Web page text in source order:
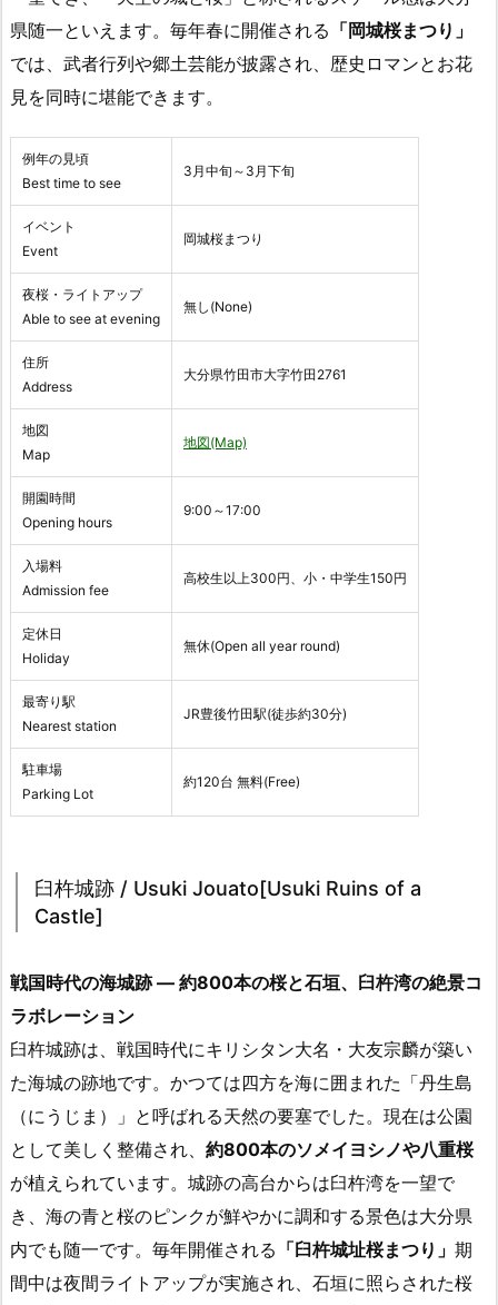
県随一といえます。毎年春に開催される 「岡城桜まつり」
では、武者行列や郷土芸能が披露され、歴史ロマンとお花
見を同時に堪能できます。
例年の見頃
Best time to see
3月中旬～3月下旬
イベント
Event
岡城桜まつり
夜桜・ライトアップ
Able to see at evening
無し(None)
住所
Address
大分県竹田市大字竹田2761
地図
Map
地図(Map)
開園時間
Opening hours
9:00～17:00
入場料
Admission fee
高校生以上300円、小・中学生150円
定休日
Holiday
無休(Open all year round)
最寄り駅
Nearest station
JR豊後竹田駅(徒歩約30分)
駐車場
Parking Lot
約120台 無料(Free)
臼杵城跡 / Usuki Jouato[Usuki Ruins of a
Castle]
戦国時代の海城跡 ― 約800本の桜と石垣、臼杵湾の絶景コ
ラボレーション
臼杵城跡は、戦国時代にキリシタン大名・大友宗麟が築い
た海城の跡地です。かつては四方を海に囲まれた「丹生島
（にうじま）」と呼ばれる天然の要塞でした。現在は公園
として美しく整備され、 約800本のソメイヨシノや八重桜
が植えられています。城跡の高台からは臼杵湾を一望で
き、海の青と桜のピンクが鮮やかに調和する景色は大分県
内でも随一です。毎年開催される 「臼杵城址桜まつり」 期
間中は夜間ライトアップが実施され、石垣に照らされた桜